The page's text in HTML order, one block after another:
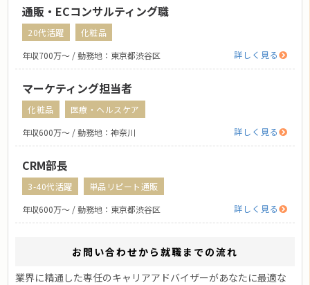
通販・ECコンサルティング職
20代活躍
化粧品
年収700万〜 / 勤務地：東京都渋谷区
詳しく見る
マーケティング担当者
化粧品
医療・ヘルスケア
年収600万〜 / 勤務地：神奈川
詳しく見る
CRM部長
3-40代活躍
単品リピート通販
年収600万〜 / 勤務地：東京都渋谷区
詳しく見る
お問い合わせから就職までの流れ
業界に精通した専任のキャリアアドバイザーがあなたに最適な